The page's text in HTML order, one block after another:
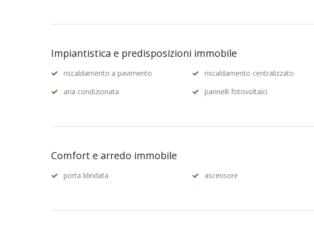
Impiantistica e predisposizioni immobile
riscaldamento a pavimento riscaldamento centralizzato
aria condizionata
pannelli fotovoltaici
Comfort e arredo immobile
porta blindata ascensore